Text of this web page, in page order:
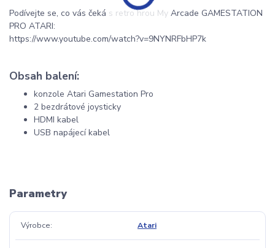
Podívejte se, co vás čeká s retro hrou My Arcade GAMESTATION
PRO ATARI:
https://www.youtube.com/watch?v=9NYNRFbHP7k
Obsah balení:
konzole Atari Gamestation Pro
2 bezdrátové joysticky
HDMI kabel
USB napájecí kabel
Parametry
Výrobce Atari